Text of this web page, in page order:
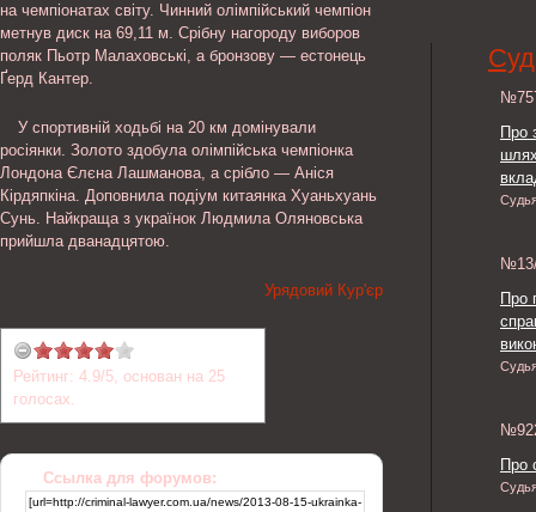
на чемпіонатах світу. Чинний олімпійський чемпіон
метнув диск на 69,11 м. Срібну нагороду виборов
поляк Пьотр Малаховські, а бронзову — естонець
Ґерд Кантер.
У спортивній ходьбі на 20 км домінували
росіянки. Золото здобула олімпійська чемпіонка
Лондона Єлєна Лашманова, а срібло — Аніся
Кірдяпкіна. Доповнила подіум китаянка Хуаньхуань
Сунь. Найкраща з українок Людмила Оляновська
прийшла дванадцятою.
Урядовий Кур'єр
Рейтинг: 4.9/5, основан на 25
голосах.
Ссылка для форумов:
Про
Про
Про